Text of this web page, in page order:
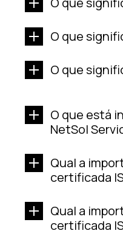
O que
O que
O que está
NetSol
Qual a
certificada
Qual a
certificada